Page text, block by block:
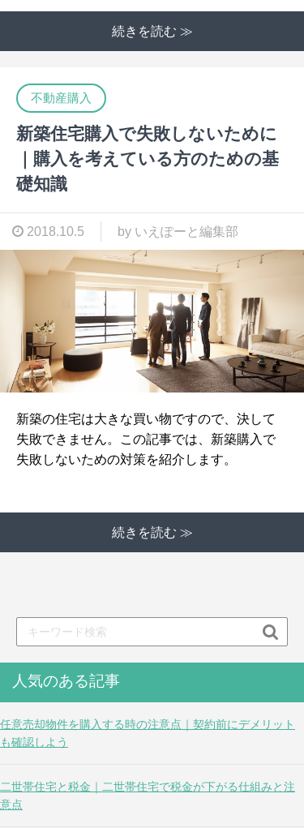
続きを読む ≫
不動産購入
新築住宅購入で失敗しないために
｜購入を考えている方のための基
礎知識
2018.10.5 by いえぽーと編集部
新築の住宅は大きな買い物ですので、決して
失敗できません。この記事では、新築購入で
失敗しないための対策を紹介します。
続きを読む ≫

人気のある記事
任意売却物件を購入する時の注意点｜契約前にデメリット
も確認しよう
二世帯住宅と税金｜二世帯住宅で税金が下がる仕組みと注
意点